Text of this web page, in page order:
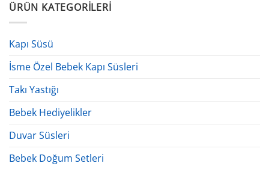
ÜRÜN KATEGORILERI
Kapı Süsü
İsme Özel Bebek Kapı Süsleri
Takı Yastığı
Bebek Hediyelikler
Duvar Süsleri
Bebek Doğum Setleri